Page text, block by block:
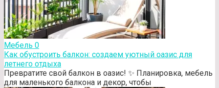
Мебель 0
Как обустроить балкон: создаем уютный оазис для
летнего отдыха
Превратите свой балкон в оазис! ✨ Планировка, мебель
для маленького балкона и декор, чтобы